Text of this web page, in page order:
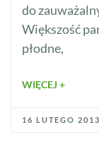
do
Większość
płodne,
WIĘCEJ +
16 LUTEGO 2013